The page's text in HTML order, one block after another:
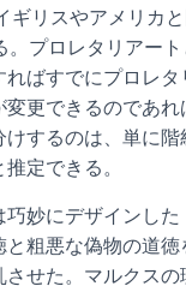
ギリスやアメリカと
。プロレタリアー
ばすでにプロレ
変更できるのであ
するのは、単に
定できる。
巧妙にデザインし
と粗悪な偽物の道
せた。マルクス